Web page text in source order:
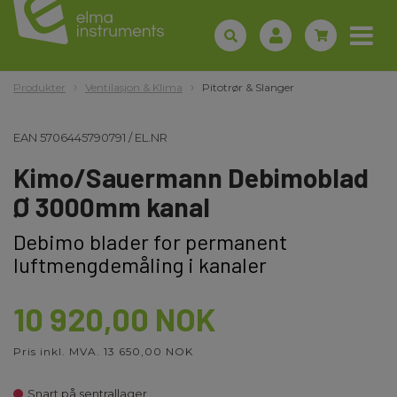
Produkter Ventilasjon & Klima Pitotrør & Slanger
EAN 5706445790791 /EL.NR
Kimo/Sauermann Debimoblad
Ø 3000mm kanal
Debimo blader for permanent
luftmengdemåling i kanaler
10 920,00 NOK
Pris inkl. MVA. 13 650,00 NOK
Snart på sentrallager